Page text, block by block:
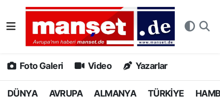
Foto Galeri Video Yazarlar
DÜNYA AVRUPA ALMANYA TÜRKİYE
DÜNYA
AVRUPA
ALMANYA
Nöbetçi Eczaneler
Hava Durumu
Namaz Vakitleri